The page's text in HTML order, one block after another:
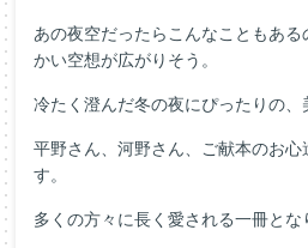
あの夜空だったらこんなこともあ
かい空想が広がりそう。
冷たく澄んだ冬の夜にぴったりの、
平野さん、河野さん、ご献本のお心
す。
多くの方々に長く愛される一冊と